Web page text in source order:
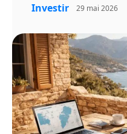
Investir 29 mai 2026